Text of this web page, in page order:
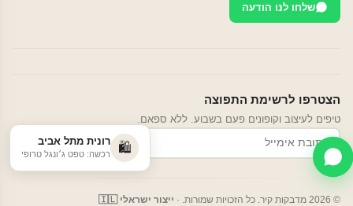
שלחו לנו הודעה
הצטרפו לרשימת התפוצה
טיפים לעיצוב וקופונים פעם בשבוע. ללא ספאם.
הרשמה
© 2026 מדבקות קיר. כל הזכויות שמורות. · ייצור ישראלי 🇮🇱
🛍️ רונית מתל אביב
רכשה: טפט ג׳ונגל טרופי